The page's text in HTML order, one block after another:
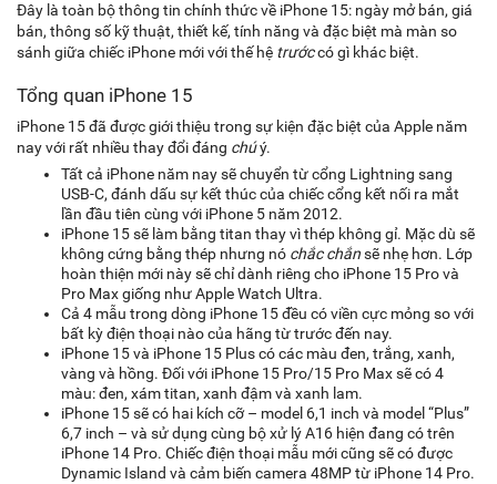
Đây là toàn bộ thông tin chính thức về iPhone 15: ngày mở bán, giá
bán, thông số kỹ thuật, thiết kế, tính năng và đặc biệt mà màn so
sánh giữa chiếc iPhone mới với thế hệ trướccó gì khác biệt.
Tổng quan iPhone 15
iPhone 15 đã được giới thiệu trong sự kiện đặc biệt của Apple năm
nay với rất nhiều thay đổi đáng chúý.
Tất cả iPhone năm nay sẽ chuyển từ cổng Lightning sang
USB-C, đánh dấu sự kết thúc của chiếc cổng kết nối ra mắt
lần đầu tiên cùng với iPhone 5 năm 2012.
iPhone 15 sẽ làm bằng titan thay vì thép không gỉ. Mặc dù sẽ
không cứng bằng thép nhưng nó chắc chắnsẽ nhẹ hơn. Lớp
hoàn thiện mới này sẽ chỉ dành riêng cho iPhone 15 Pro và
Pro Max giống như Apple Watch Ultra.
Cả 4 mẫu trong dòng iPhone 15 đều có viền cực mỏng so với
bất kỳ điện thoại nào của hãng từ trước đến nay.
iPhone 15 và iPhone 15 Plus có các màu đen, trắng, xanh,
vàng và hồng. Đối với iPhone 15 Pro/15 Pro Max sẽ có 4
màu: đen, xám titan, xanh đậm và xanh lam.
iPhone 15 sẽ có hai kích cỡ – model 6,1 inch và model “Plus”
6,7 inch – và sử dụng cùng bộ xử lý A16 hiện đang có trên
iPhone 14 Pro. Chiếc điện thoại mẫu mới cũng sẽ có được
Dynamic Island và cảm biến camera 48MP từ iPhone 14 Pro.